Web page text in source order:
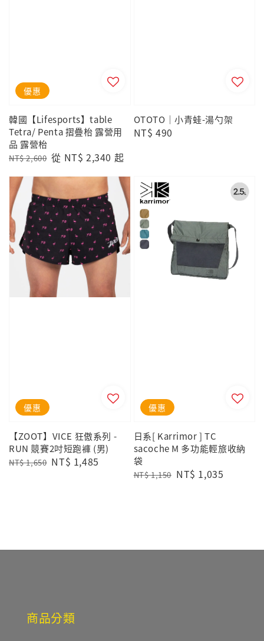
優惠
韓國【Lifesports】table
Tetra/ Penta 摺疊枱 露營用
品 露營枱
Regular
NT$ 2,600 Sale
從 NT$ 2,340 起
OTOTO｜小青蛙-湯勺架
Regular
NT$ 490
優惠
【ZOOT】VICE 狂傲系列 -
RUN 競賽2吋短跑褲 (男)
Regular
NT$ 1,650 Sale
NT$ 1,485
優惠
日系[ Karrimor ] TC
sacoche M 多功能輕旅收納
袋
Regular
NT$ 1,150 Sale
NT$ 1,035
商品分類